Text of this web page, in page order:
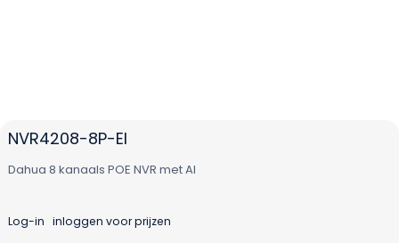
NVR4208-8P-EI
Dahua 8 kanaals POE NVR met AI
Log-in inloggen voor prijzen